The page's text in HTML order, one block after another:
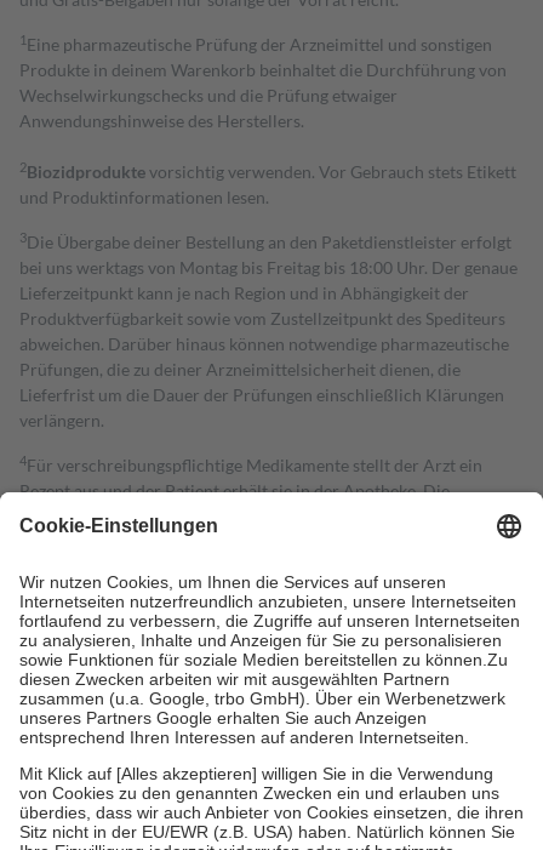
1 Eine pharmazeutische Prüfung der Arzneimittel und sonstigen
Produkte in deinem Warenkorb beinhaltet die Durchführung von
Wechselwirkungschecks und die Prüfung etwaiger
Anwendungshinweise des Herstellers.
2Biozidproduktevorsichtig verwenden. Vor Gebrauch stets Etikett
und Produktinformationen lesen.
3Die Übergabe deiner Bestellung an den Paketdienstleister erfolgt
bei uns werktags von Montag bis Freitag bis 18:00 Uhr. Der genaue
Lieferzeitpunkt kann je nach Region und in Abhängigkeit der
Produktverfügbarkeit sowie vom Zustellzeitpunkt des Spediteurs
abweichen. Darüber hinaus können notwendige pharmazeutische
Prüfungen, die zu deiner Arzneimittelsicherheit dienen, die
Lieferfrist um die Dauer der Prüfungen einschließlich Klärungen
verlängern.
4Für verschreibungspflichtige Medikamente stellt der Arzt ein
Rezept aus und der Patient erhält sie in der Apotheke. Die
gesetzliche Krankenversicherung übernimmt in der Regel die
Kosten dafür, der Versicherte trägt einen Teil davon als Zuzahlung
Grundsätzlich leisten Mitglieder Zuzahlungen in Höhe von zehn
Prozent des Abgabepreises,mindestens jedochfünf Euround
höchstens zehn Euro.Es sind jedoch nie mehr als die tatsächlichen
Kosten der Leistung zu entrichten.
Diese Regeln gelten grundsätzlich auch für Online-Apotheken.
Bei Heilmitteln und häuslicher Krankenpflege beträgt die
Zuzahlung zehn Prozent der Kosten sowie zehn Euro je
Verordnung.
Um das Engagement der Versicherten für ihre eigene Gesundheit zu
stärken und die besondere Stellung der Familie zu unterstützen,